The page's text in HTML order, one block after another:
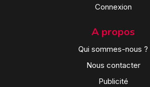
Connexion
A propos
Qui sommes-nous ?
Nous contacter
Publicité